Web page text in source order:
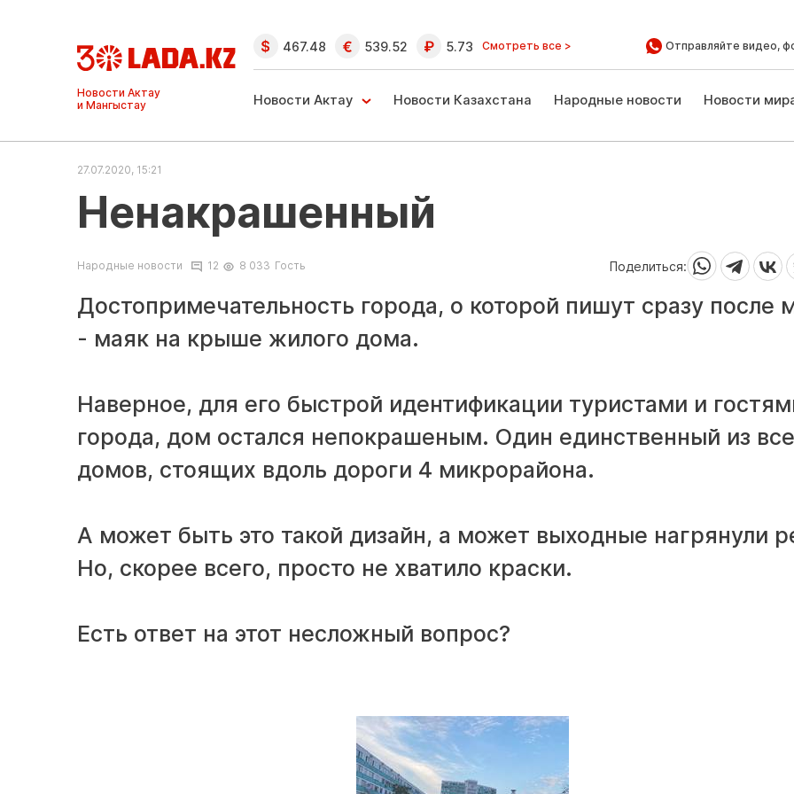
Ақтау және
Манғыстау
жаңалықтары
467.48 539.52 5.73 Смотреть все > Отправляйте видео,
Новости Актау Новости Казахстана Народные новости Новости
27.07.2020, 15:21
Ненакрашенный
Народные новости 12 8 033 Гость Поделиться:
Достопримечательность города, о которой пишут сразу после
- маяк на крыше жилого дома.
Наверное, для его быстрой идентификации туристами и
города, дом остался непокрашеным. Один единственный из
домов, стоящих вдоль дороги 4 микрорайона.
А может быть это такой дизайн, а может выходные нагрянули
Но, скорее всего, просто не хватило краски.
Есть ответ на этот несложный вопрос?